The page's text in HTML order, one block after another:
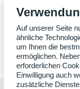
Marcus Mau, M.Sc.
Robin Ströbel, M.Sc.
Auf unserer Seite
ähnliche
um Ihnen die
ermöglichen.
erforderlichen
Einwilligung auch
zusätzliche